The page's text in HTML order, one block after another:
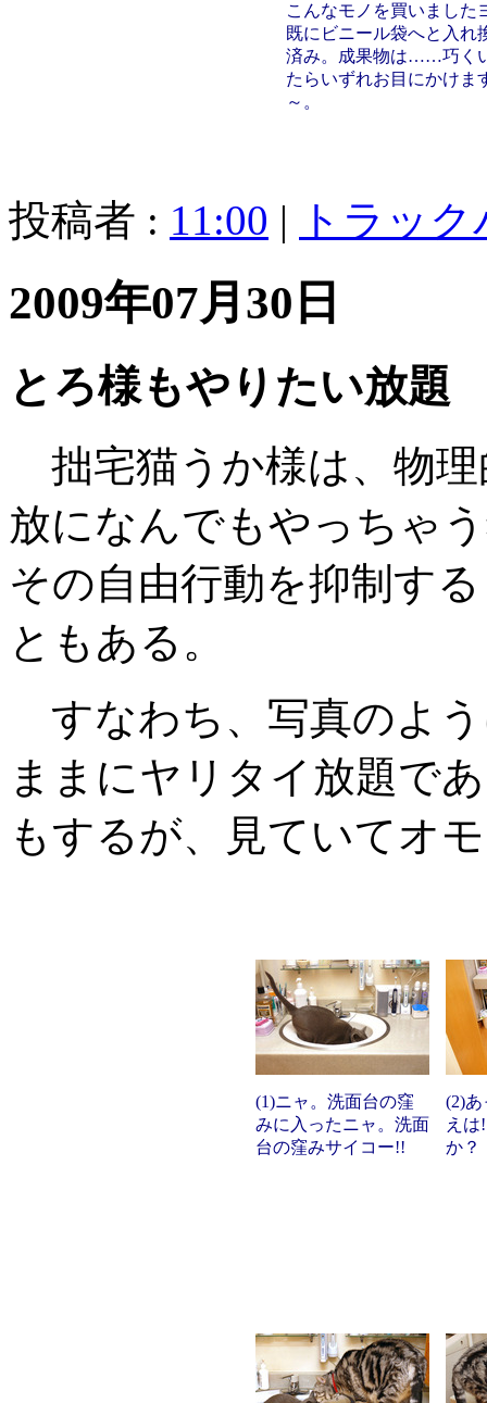
こんなモノを買いまし
既にビニール袋へと入れ
済み。成果物は……巧く
たらいずれお目にかけま
～。
投稿者 : 11:00 | トラッ
2009年07月30日
とろ様もやりたい放題
拙宅猫うか様は、物
放になんでもやっちゃ
その自由行動を抑制す
ともある。
すなわち、写真のよ
ままにヤリタイ放題で
もするが、見ていてオ
(1)ニャ。洗面台の窪
みに入ったニャ。洗面
台の窪みサイコー!!
(2)
え
か